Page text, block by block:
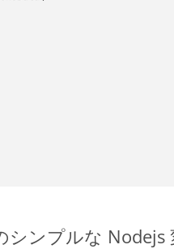
シンプルな Nodejs